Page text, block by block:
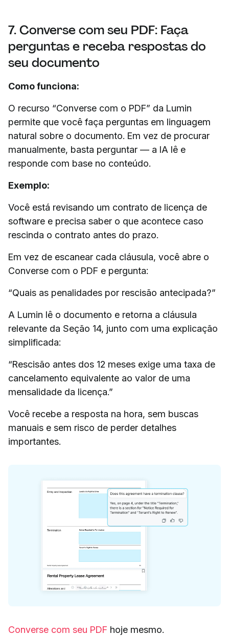
7. Converse com seu PDF: Faça
perguntas e receba respostas do
seu documento
Como funciona:
O recurso “Converse com o PDF” da Lumin
permite que você faça perguntas em linguagem
natural sobre o documento. Em vez de procurar
manualmente, basta perguntar — a IA lê e
responde com base no conteúdo.
Exemplo:
Você está revisando um contrato de licença de
software e precisa saber o que acontece caso
rescinda o contrato antes do prazo.
Em vez de escanear cada cláusula, você abre o
Converse com o PDF e pergunta:
“Quais as penalidades por rescisão antecipada?”
A Lumin lê o documento e retorna a cláusula
relevante da Seção 14, junto com uma explicação
simplificada:
“Rescisão antes dos 12 meses exige uma taxa de
cancelamento equivalente ao valor de uma
mensalidade da licença.”
Você recebe a resposta na hora, sem buscas
manuais e sem risco de perder detalhes
importantes.
Converse com seu PDF hoje mesmo.